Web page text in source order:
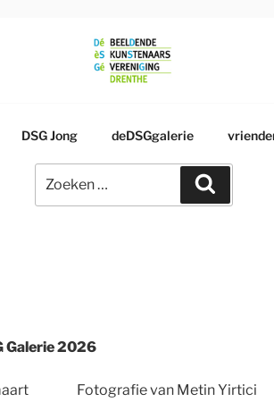
DSG Jong deDSGgalerie
Galerie 2026
Fotografie van Metin Yirtici